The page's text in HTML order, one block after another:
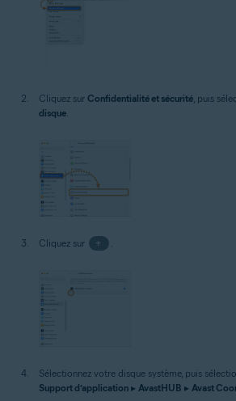
Cliquez sur Confidentialité et sécurité, puis
disque.
Cliquez sur +
Sélectionnez votre disque système, puis
Support d’application ▸ AvastHUB ▸ Avast